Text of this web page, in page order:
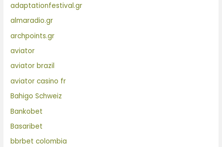
adaptationfestival.gr
almaradio.gr
archpoints.gr
aviator
aviator brazil
aviator casino fr
Bahigo Schweiz
Bankobet
Basaribet
bbrbet colombia